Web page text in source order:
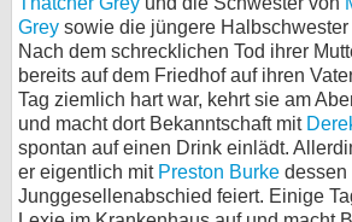
Grey sowie die jüngere Halbschwester
Nach dem schrecklichen Tod ihrer
bereits auf dem Friedhof auf ihren
Tag ziemlich hart war, kehrt sie am
und macht dort Bekanntschaft mit
spontan auf einen Drink einlädt.
er eigentlich mit Preston Burke dessen
Junggesellenabschied feiert. Einige
Kontakt
Cookie-